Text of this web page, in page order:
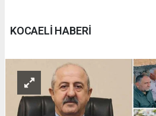
KOCAELİ HABERİ